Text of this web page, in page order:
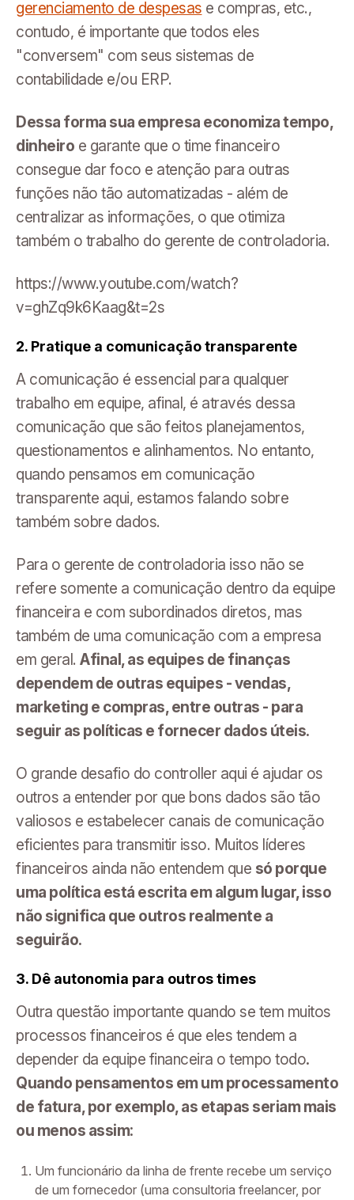
gerenciamento de despesas e compras, etc.,
contudo, é importante que todos eles
"conversem" com seus sistemas de
contabilidade e/ou ERP.
Dessa forma sua empresa economiza tempo,
dinheiro e garante que o time financeiro
consegue dar foco e atenção para outras
funções não tão automatizadas - além de
centralizar as informações, o que otimiza
também o trabalho do gerente de controladoria.
https://www.youtube.com/watch?
v=ghZq9k6Kaag&t=2s
2. Pratique a comunicação transparente
A comunicação é essencial para qualquer
trabalho em equipe, afinal, é através dessa
comunicação que são feitos planejamentos,
questionamentos e alinhamentos. No entanto,
quando pensamos em comunicação
transparente aqui, estamos falando sobre
também sobre dados.
Para o gerente de controladoria isso não se
refere somente a comunicação dentro da equipe
financeira e com subordinados diretos, mas
também de uma comunicação com a empresa
em geral. Afinal, as equipes de finanças
dependem de outras equipes - vendas,
marketing e compras, entre outras - para
seguir as políticas e fornecer dados úteis.
O grande desafio do controller aqui é ajudar os
outros a entender por que bons dados são tão
valiosos e estabelecer canais de comunicação
eficientes para transmitir isso. Muitos líderes
financeiros ainda não entendem que só porque
uma política está escrita em algum lugar, isso
não significa que outros realmente a
seguirão.
3. Dê autonomia para outros times
Outra questão importante quando se tem muitos
processos financeiros é que eles tendem a
depender da equipe financeira o tempo todo.
Quando pensamentos em um processamento
de fatura, por exemplo, as etapas seriam mais
ou menos assim:
Um funcionário da linha de frente recebe um serviço
de um fornecedor (uma consultoria freelancer, por